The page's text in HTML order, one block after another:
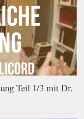
Teil 1/3 mit Dr.